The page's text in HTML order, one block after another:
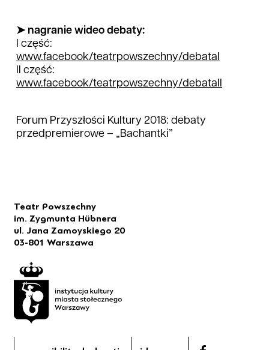
➤ nagranie wideo debaty:
I część:
www.facebook/teatrpowszechny/debataI
II część:
www.facebook/teatrpowszechny/debataII
Forum Przyszłości Kultury 2018: debaty
przedpremierowe – „Bachantki”
Teatr Powszechny
im. Zygmunta Hübnera
ul. Jana Zamoyskiego 20
03-801 Warszawa